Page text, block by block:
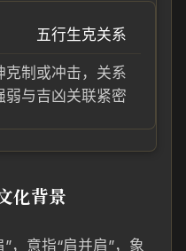
五行生克关系
克制或冲击，关系
弱与吉凶关联紧密
化背景
，意指“肩并肩”，象